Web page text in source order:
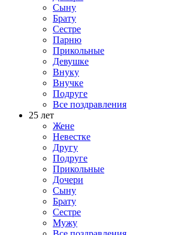
Сыну
Брату
Сестре
Парню
Прикольные
Девушке
Внуку
Внучке
Подруге
Все поздравления
25 лет
Жене
Невестке
Другу
Подруге
Прикольные
Дочери
Сыну
Брату
Сестре
Мужу